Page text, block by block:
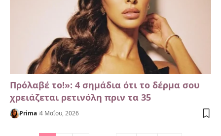
Πρόλαβέ το!»: 4 σημάδια ότι το δέρμα σου
χρειάζεται ρετινόλη πριν τα 35
Prima 4 Μαΐου, 2026